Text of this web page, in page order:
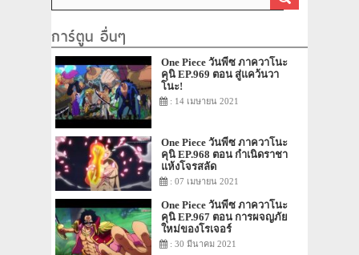
การ์ตูน อื่นๆ
One Piece วันพีซ ภาควาโนะ
คุนิ EP.969 ตอน สู่แคว้นวา
โนะ!
: 14 เมษายน 2021
One Piece วันพีซ ภาควาโนะ
คุนิ EP.968 ตอน กำเนิดราชา
แห้งโจรสลัด
: 07 เมษายน 2021
One Piece วันพีซ ภาควาโนะ
คุนิ EP.967 ตอน การผจญภัย
ใหม่ของโรเจอร์
: 30 มีนาคม 2021